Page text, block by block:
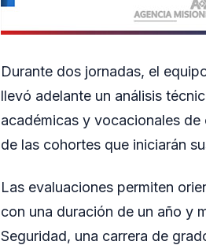
Durante dos jornadas, el
llevó adelante un análisis
académicas y vocacionales
de las cohortes que iniciarán
Las evaluaciones permiten
con una duración de un año y
Seguridad, una carrera de